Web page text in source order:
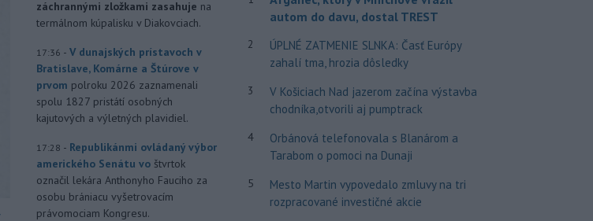
záchrannými zložkami zasahuje na
termálnom kúpalisku v Diakovciach.
17:36 - V dunajských prístavoch v
Bratislave, Komárne a Štúrove v
prvom polroku 2026 zaznamenali
spolu 1827 pristátí osobných
kajutových a výletných plavidiel.
17:28 - Republikánmi ovládaný výbor
amerického Senátu vo štvrtok
označil lekára Anthonyho Fauciho za
osobu brániacu vyšetrovacím
právomociam Kongresu.
autom do davu, dostal TREST
2
ÚPLNÉ ZATMENIE SLNKA: Časť Európy
zahalí tma, hrozia dôsledky
3
V Košiciach Nad jazerom začína výstavba
chodníka,otvorili aj pumptrack
4
Orbánová telefonovala s Blanárom a
Tarabom o pomoci na Dunaji
5
Mesto Martin vypovedalo zmluvy na tri
rozpracované investičné akcie